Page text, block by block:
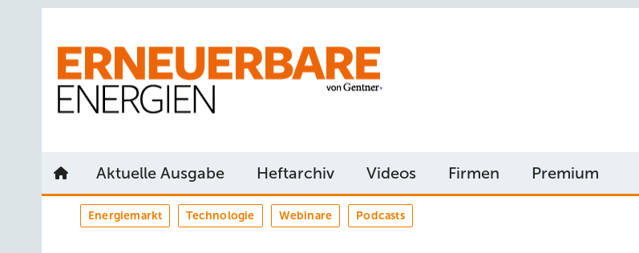
Aktuelle Ausgabe Heftarchiv Videos Firmen Premium
Energiemarkt Technologie Webinare Podcasts